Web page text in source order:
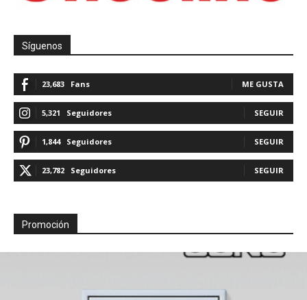
Síguenos
23,683 Fans ME GUSTA
5,321 Seguidores SEGUIR
1,844 Seguidores SEGUIR
23,782 Seguidores SEGUIR
Promoción